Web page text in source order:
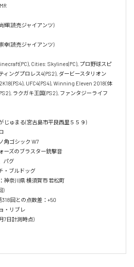
輝(読売ジャイアンツ)
幸(読売ジャイアンツ)
Cities: Skylines(PC), プロ野球スピ
ィングプロレス4(PS2), ダービースタリオン
UFC4(PS4), Winning Eleven 2018(体
ラクガキ王国(PS2), ファンタジーライフ
ゅまる(宮古島市平良西里５５９)
角ゴシック W7
ーズのブラスター銃撃音
パグ
・ブルドッグ
奈川県 横須賀市 若松町
)
回との点数差：+50
・リブレ
7日計測時点)